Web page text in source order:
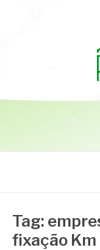
Tag:
fixação Km